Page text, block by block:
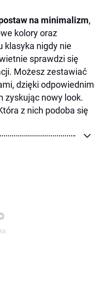
na minimalizm,
kolory oraz
klasyka nigdy nie
sprawdzi się
Możesz zestawiać
dzięki odpowiednim
zyskując nowy look.
z nich podoba się